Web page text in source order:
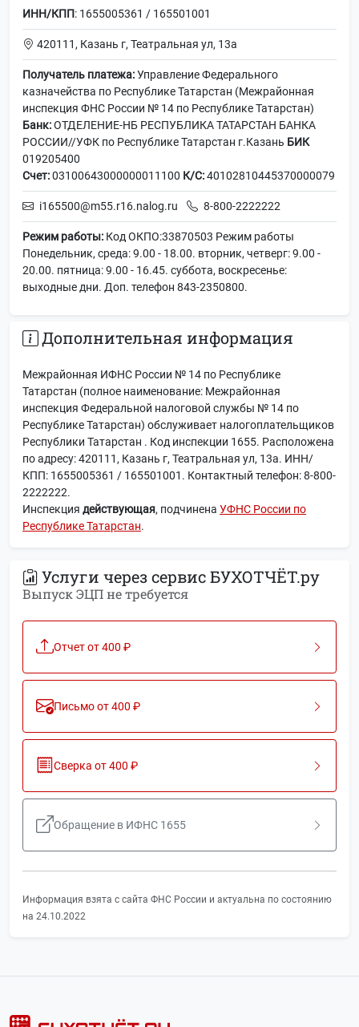
ИНН/КПП: 1655005361 / 165501001
420111, Казань г, Театральная ул, 13а
Получатель платежа:Управление Федерального
казначейства по Республике Татарстан (Межрайонная
инспекция ФНС России № 14 по Республике Татарстан)
Банк:ОТДЕЛЕНИЕ-НБ РЕСПУБЛИКА ТАТАРСТАН БАНКА
РОССИИ//УФК по Республике Татарстан г.Казань БИК
019205400
Счет:03100643000000011100 К/С:40102810445370000079
i165500@m55.r16.nalog.ru 8-800-2222222
Режим работы: Код ОКПО:33870503 Режим работы
Понедельник, среда: 9.00 - 18.00. вторник, четверг: 9.00 -
20.00. пятница: 9.00 - 16.45. суббота, воскресенье:
выходные дни. Доп. телефон 843-2350800.
Дополнительная информация
Межрайонная ИФНС России № 14 по Республике
Татарстан (полное наименование: Межрайонная
инспекция Федеральной налоговой службы № 14 по
Республике Татарстан) обслуживает налогоплательщиков
Республики Татарстан . Код инспекции 1655. Расположена
по адресу: 420111, Казань г, Театральная ул, 13а. ИНН/
КПП: 1655005361 / 165501001. Контактный телефон: 8-800-
2222222.
Инспекция действующая, подчинена УФНС России по
Республике Татарстан.
Услуги через сервис БУХОТЧЁТ.ру
Выпуск ЭЦП не требуется
Отчет от 400 ₽
Письмо от 400 ₽
Сверка от 400 ₽
Обращение в ИФНС 1655
Информация взята с сайта ФНС России и актуальна по состоянию
на 24.10.2022